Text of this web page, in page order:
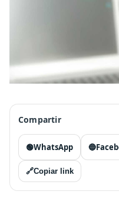
Compartir
🟢WhatsApp 🔵
🔗Copiar link